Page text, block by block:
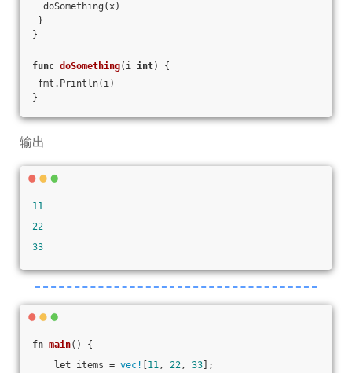
doSomething(x)
}
}
func doSomething(i int)
{
fmt.Println(i)
}
输出
11
22
33
fn main() {
let items = vec! 11, 22, 33 ];